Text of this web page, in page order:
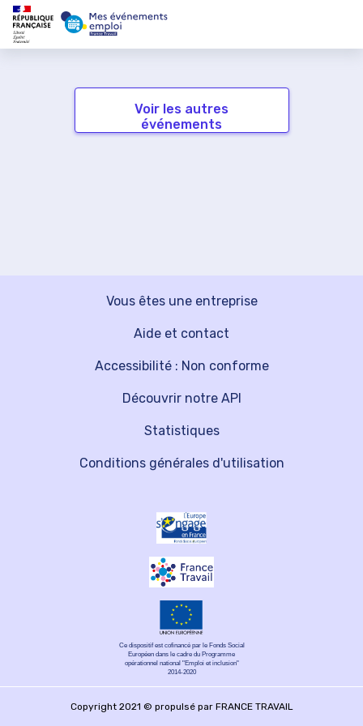
Voir les autres
événements
Vous êtes une entreprise
Découvrir notre API
Aide et contact
Statistiques
Accessibilité : Non conforme
Conditions générales d'utilisation
Ce dispositif est cofinancé par le Fonds Social
Européen dans le cadre du Programme
opérationnel national "Emploi et inclusion"
2014-2020
Copyright 2021 © propulsé par FRANCE TRAVAIL